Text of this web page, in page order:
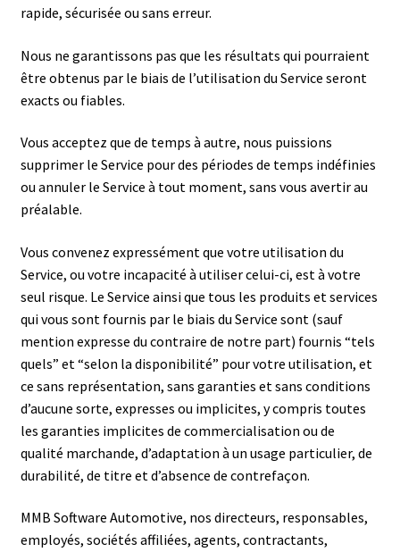
rapide, sécurisée ou sans erreur.
Nous ne garantissons pas que les résultats qui pourraient
être obtenus par le biais de l’utilisation du Service seront
exacts ou fiables.
Vous acceptez que de temps à autre, nous puissions
supprimer le Service pour des périodes de temps indéfinies
ou annuler le Service à tout moment, sans vous avertir au
préalable.
Vous convenez expressément que votre utilisation du
Service, ou votre incapacité à utiliser celui-ci, est à votre
seul risque. Le Service ainsi que tous les produits et services
qui vous sont fournis par le biais du Service sont (sauf
mention expresse du contraire de notre part) fournis “tels
quels” et “selon la disponibilité” pour votre utilisation, et
ce sans représentation, sans garanties et sans conditions
d’aucune sorte, expresses ou implicites, y compris toutes
les garanties implicites de commercialisation ou de
qualité marchande, d’adaptation à un usage particulier, de
durabilité, de titre et d’absence de contrefaçon.
MMB Software Automotive, nos directeurs, responsables,
employés, sociétés affiliées, agents, contractants,